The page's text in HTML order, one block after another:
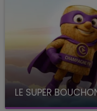
LE SUPER
avec La Famille